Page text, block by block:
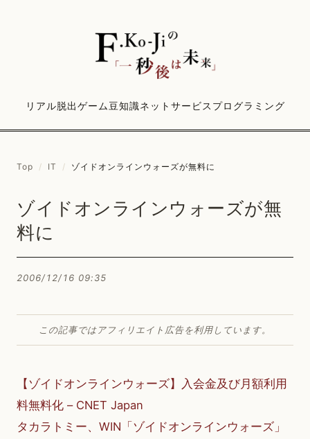
リアル脱出ゲーム豆知識ネットサービス プログラミング
Top / IT / ゾイドオンラインウォーズが無料に
ゾイドオンラインウォーズが無
料に
2006/12/16 09:35
この記事ではアフィリエイト広告を利用しています。
【ゾイドオンラインウォーズ】入会金及び月額利用
料無料化 – CNET Japan
タカラトミー、WIN「ゾイドオンラインウォーズ」